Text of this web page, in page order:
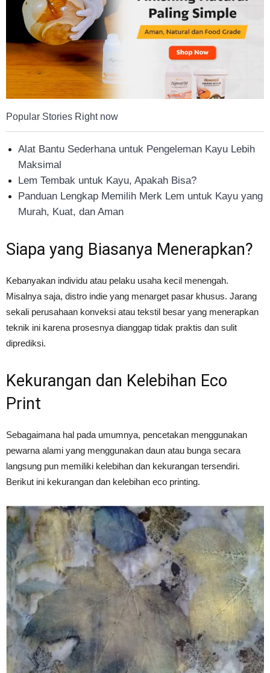
Popular Stories Right now
Alat Bantu Sederhana untuk Pengeleman Kayu Lebih
Maksimal
Lem Tembak untuk Kayu, Apakah Bisa?
Panduan Lengkap Memilih Merk Lem untuk Kayu yang
Murah, Kuat, dan Aman
Siapa yang Biasanya Menerapkan?
Kebanyakan individu atau pelaku usaha kecil menengah.
Misalnya saja, distro indie yang menarget pasar khusus. Jarang
sekali perusahaan konveksi atau tekstil besar yang menerapkan
teknik ini karena prosesnya dianggap tidak praktis dan sulit
diprediksi.
Kekurangan dan Kelebihan Eco
Print
Sebagaimana hal pada umumnya, pencetakan menggunakan
pewarna alami yang menggunakan daun atau bunga secara
langsung pun memiliki kelebihan dan kekurangan tersendiri.
Berikut ini kekurangan dan kelebihan eco printing.